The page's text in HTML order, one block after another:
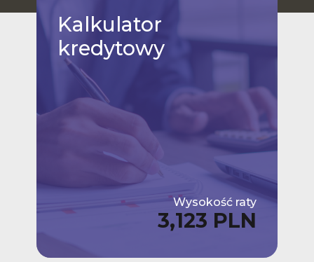
Kalkulator
kredytowy
Wysokość raty
3,123 PLN